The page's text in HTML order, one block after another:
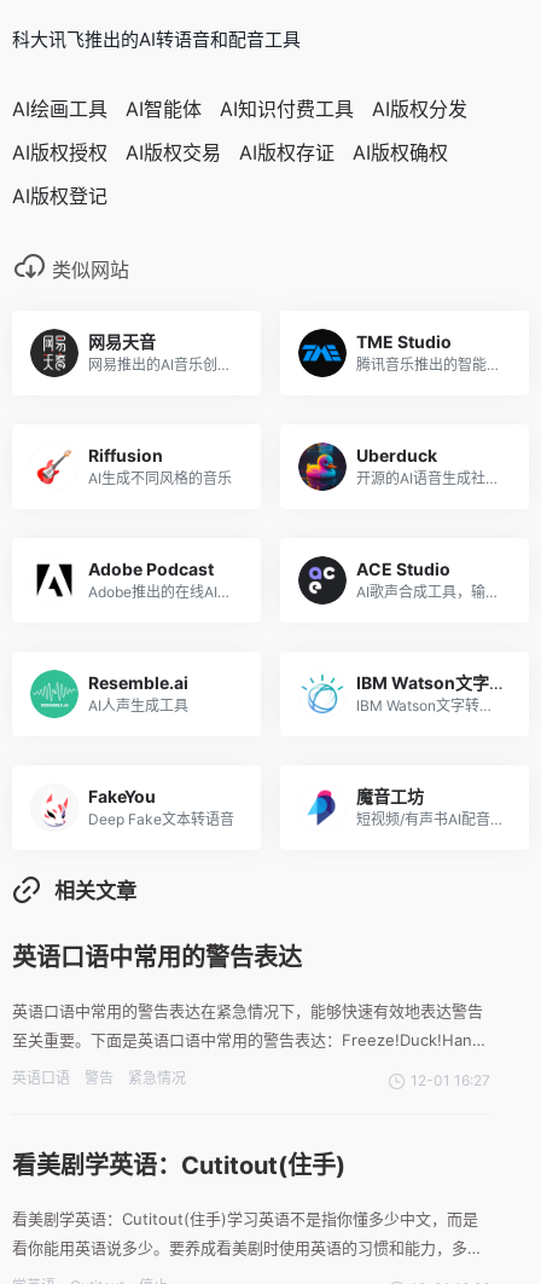
科大讯飞推出的AI转语音和配音工具
AI绘画工具 AI智能体 AI知识付费工具
AI版权分发
AI版权授权
AI版权交易 AI版权存证
AI版权确权
AI版权登记
类似网站
网易天音
网易推出的AI音乐创作平台
TME Studio
腾讯音乐推出的智能音乐创作助手
Riffusion
AI生成不同风格的音乐
Uberduck
开源的AI语音生成社区，5000多种不同的声音
Adobe Podcast
Adobe推出的在线AI音频录制和编辑工具
ACE Studio
AI歌声合成工具，输入歌词与旋律即可生成宛如真人的歌声
Resemble.ai
AI人声生成工具
IBM Watson文字转语音
IBM Watson文字转语音
FakeYou
Deep Fake文本转语音
魔音工坊
短视频/有声书AI配音平台，由出门问问推出
相关文章
英语口语中常用的警告表达
英语口语中常用的警告表达在紧急情况下，能够快速有效地表达警告
至关重要。下面是英语口语中常用的警告表达：Freeze!Duck!Hand
up!Don't move!You listen to me!Get down!Halt!Move on!Let
英语口语 警告 紧急情况 12-01 16:27
看美剧学英语：Cutitout(住手)
看美剧学英语：Cutitout(住手)学习英语不是指你懂多少中文，而是
看你能用英语说多少。要养成看美剧时使用英语的习惯和能力，多给
自己把学过的英语用起来的机会和锻炼。当你说Cutitout时，意思是